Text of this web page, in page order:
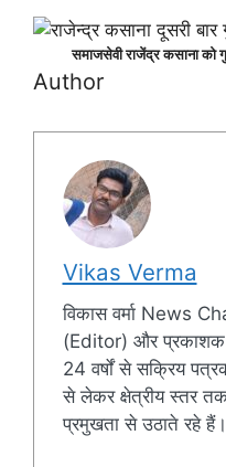
समाजसेवी राजेंद्र कसाना को
Author
Vikas Verma
विकास वर्मा News
(Editor) और
24 वर्षों से सक्रिय
से लेकर क्षेत्रीय स्तर
प्रमुखता से उठाते रहे हैं।